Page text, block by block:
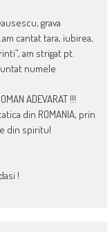
grava
cantat tara, iubirea,
am strigat pt.
numele
ADEVARAT !!!
din ROMANIA, prin
din spiritul
!